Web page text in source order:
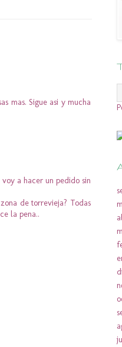
mas. Sigue asi y mucha
a hacer un pedido sin
de torrevieja? Todas
la pena..